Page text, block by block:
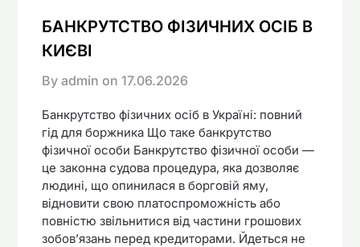
БАНКРУТСТВО ФІЗИЧНИХ ОСІБ В
КИЄВІ
By admin on 17.06.2026
Банкрутство фізичних осіб в Україні: повний
гід для боржника Що таке банкрутство
фізичної особи Банкрутство фізичної особи —
це законна судова процедура, яка дозволяє
людині, що опинилася в борговій яму,
відновити свою платоспроможність або
повністю звільнитися від частини грошових
зобов’язань перед кредиторами. Йдеться не